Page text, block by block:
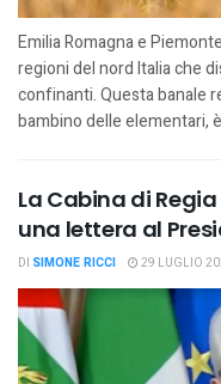
Emilia Romagna e
regioni del nord Italia che
confinanti. Questa banale
bambino delle elementari,
La Cabina di
una lettera al
DI SIMONE RICCI 29 LUGLIO